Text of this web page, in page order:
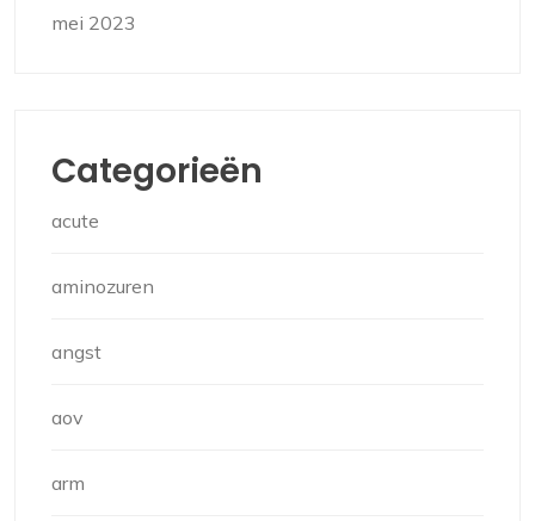
mei 2023
Categorieën
acute
aminozuren
angst
aov
arm